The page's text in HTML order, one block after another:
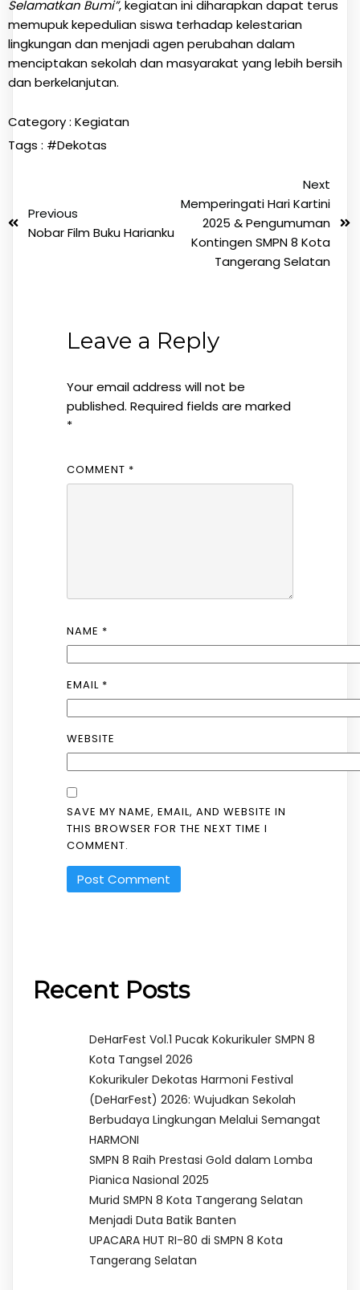
Selamatkan Bumi”, kegiatan ini diharapkan dapat terus
memupuk kepedulian siswa terhadap kelestarian
lingkungan dan menjadi agen perubahan dalam
menciptakan sekolah dan masyarakat yang lebih bersih
dan berkelanjutan.
Category : Kegiatan
Tags : #Dekotas
Previous
Nobar Film Buku Harianku
Next
Memperingati Hari Kartini
2025 & Pengumuman
Kontingen SMPN 8 Kota
Tangerang Selatan
Leave a Reply
Your email address will not be
published. Required fields are marked
*
COMMENT *
NAME *
EMAIL *
WEBSITE
SAVE MY NAME, EMAIL, AND WEBSITE IN
THIS BROWSER FOR THE NEXT TIME I
COMMENT.
Recent Posts
DeHarFest Vol.1 Pucak Kokurikuler SMPN 8
Kota Tangsel 2026
Kokurikuler Dekotas Harmoni Festival
(DeHarFest) 2026: Wujudkan Sekolah
Berbudaya Lingkungan Melalui Semangat
HARMONI
SMPN 8 Raih Prestasi Gold dalam Lomba
Pianica Nasional 2025
Murid SMPN 8 Kota Tangerang Selatan
Menjadi Duta Batik Banten
UPACARA HUT RI-80 di SMPN 8 Kota
Tangerang Selatan